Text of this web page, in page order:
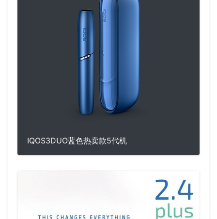
IQOS3DUO蓝色热卖款5代机